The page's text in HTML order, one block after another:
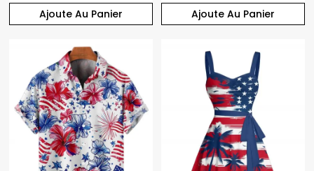
Ajoute Au Panier Ajoute Au Panier